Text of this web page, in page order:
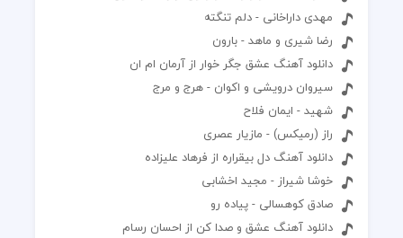
مهدی داراخانی - دلم تنگته
رضا شیری و ماهد - بارون
دانلود آهنگ عشق جگر خوار از آرمان ام ان
سیروان درویشی و اکوان - هرج و مرج
شهید - ایمان فلاح
راز (رمیکس) - مازیار عصری
دانلود آهنگ دل بیقراره از فرهاد علیزاده
خوشا شیراز - مجید اخشابی
صادق کوهسالی - پیاده رو
دانلود آهنگ عشق و صدا کن از احسان رسام